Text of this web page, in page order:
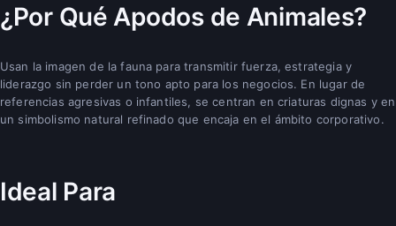
¿Por Qué Apodos de Animales?
Usan la imagen de la fauna para transmitir fuerza, estrategia y
liderazgo sin perder un tono apto para los negocios. En lugar de
referencias agresivas o infantiles, se centran en criaturas dignas y en
un simbolismo natural refinado que encaja en el ámbito corporativo.
Ideal Para